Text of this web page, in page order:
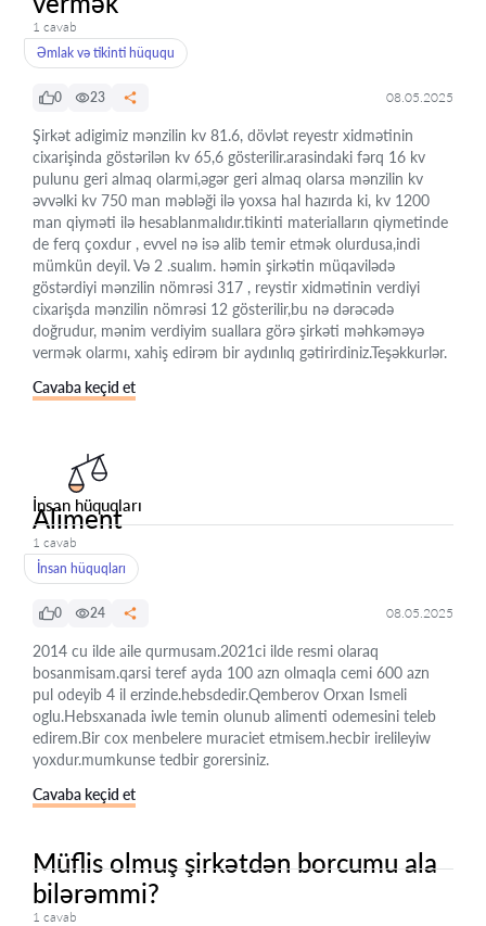
1 cavab
Əmlak və tikinti hüququ
0 23 08.05.2025
Şirkət adigimiz mənzilin kv 81.6, dövlət reyestr xidmətinin
cixarişinda göstərilən kv 65,6 gösterilir.arasindaki fərq 16 kv
pulunu geri almaq olarmi,əgər geri almaq olarsa mənzilin kv
əvvəlki kv 750 man məbləği ilə yoxsa hal hazırda ki, kv 1200
man qiyməti ilə hesablanmalıdır.tikinti materialların qiymetinde
de ferq çoxdur , evvel nə isə alib temir etmək olurdusa,indi
mümkün deyil. Və 2 .sualım. həmin şirkətin müqavilədə
göstərdiyi mənzilin nömrəsi 317 , reystir xidmətinin verdiyi
cixarişda mənzilin nömrəsi 12 gösterilir,bu nə dərəcədə
doğrudur, mənim verdiyim suallara görə şirkəti məhkəməyə
vermək olarmı, xahiş edirəm bir aydınlıq gətirirdiniz.Teşəkkurlər.
Cavaba keçid et
İnsan hüquqları
Aliment
1 cavab
İnsan hüquqları
0 24 08.05.2025
2014 cu ilde aile qurmusam.2021ci ilde resmi olaraq
bosanmisam.qarsi teref ayda 100 azn olmaqla cemi 600 azn
pul odeyib 4 il erzinde.hebsdedir.Qemberov Orxan Ismeli
oglu.Hebsxanada iwle temin olunub alimenti odemesini teleb
edirem.Bir cox menbelere muraciet etmisem.hecbir irelileyiw
yoxdur.mumkunse tedbir gorersiniz.
Cavaba keçid et
Müflis olmuş şirkətdən borcumu ala
bilərəmmi?
1 cavab